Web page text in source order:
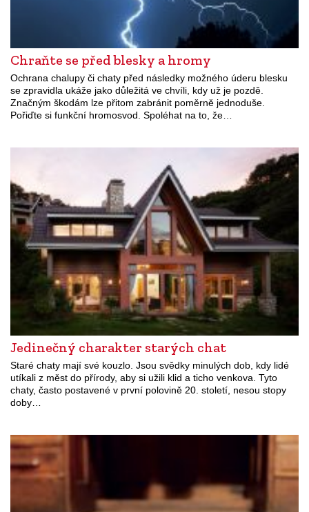
Chraňte se před blesky a hromy
Ochrana chalupy či chaty před následky možného úderu blesku
se zpravidla ukáže jako důležitá ve chvíli, kdy už je pozdě.
Značným škodám lze přitom zabránit poměrně jednoduše.
Pořiďte si funkční hromosvod. Spoléhat na to, že…
Jedinečný charakter starých chat
Staré chaty mají své kouzlo. Jsou svědky minulých dob, kdy lidé
utíkali z měst do přírody, aby si užili klid a ticho venkova. Tyto
chaty, často postavené v první polovině 20. století, nesou stopy
doby…